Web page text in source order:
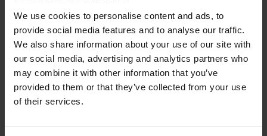
We use cookies to personalise content and ads, to
provide social media features and to analyse our traffic.
We also share information about your use of our site with
our social media, advertising and analytics partners who
may combine it with other information that you’ve
provided to them or that they’ve collected from your use
of their services.
Céges rendezvények
elit szervezésben